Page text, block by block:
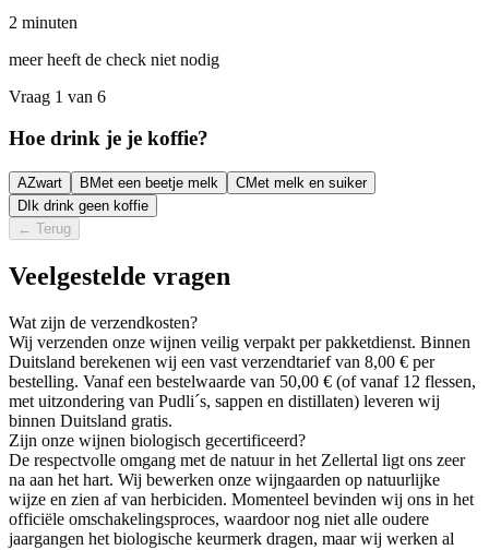
2 minuten
meer heeft de check niet nodig
Vraag 1 van 6
Hoe drink je je koffie?
AZwart B Met een beetje melk CMet melk en suiker
D Ik drink geen koffie
← Terug
Veelgestelde vragen
Wat zijn de verzendkosten?
Wij verzenden onze wijnen veilig verpakt per pakketdienst. Binnen
Duitsland berekenen wij een vast verzendtarief van 8,00 € per
bestelling. Vanaf een bestelwaarde van 50,00 € (of vanaf 12 flessen,
met uitzondering van Pudli´s, sappen en distillaten) leveren wij
binnen Duitsland gratis.
Zijn onze wijnen biologisch gecertificeerd?
De respectvolle omgang met de natuur in het Zellertal ligt ons zeer
na aan het hart. Wij bewerken onze wijngaarden op natuurlijke
wijze en zien af van herbiciden. Momenteel bevinden wij ons in het
officiële omschakelingsproces, waardoor nog niet alle oudere
jaargangen het biologische keurmerk dragen, maar wij werken al